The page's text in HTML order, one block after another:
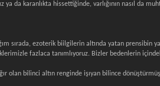
karanlıkta hissettiğinde, varlığının nasıl da
sırada, ezoterik biilgilerin altında yatan prensibin
fazlaca tanımlıyoruz. Bizler bedenlerin içindeki
olan bilinci altın renginde işıyan bilince